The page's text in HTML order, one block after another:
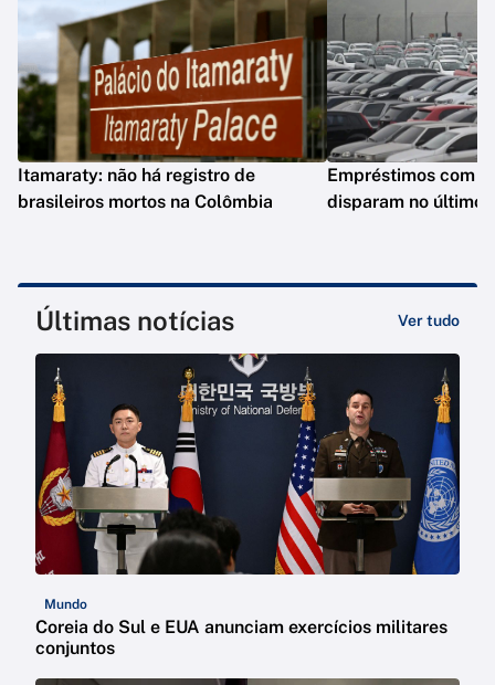
Itamaraty: não há registro de
brasileiros mortos na Colômbia
Empréstimos com
disparam no último
Últimas notícias Ver tudo
Mundo
Coreia do Sul e EUA anunciam exercícios militares
conjuntos